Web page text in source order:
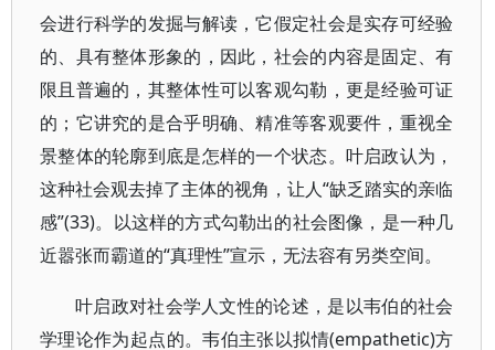
会进行科学的发掘与解读，它假定社会是实存可经验
的、具有整体形象的，因此，社会的内容是固定、有
限且普遍的，其整体性可以客观勾勒，更是经验可证
的；它讲究的是合乎明确、精准等客观要件，重视全
景整体的轮廓到底是怎样的一个状态。叶启政认为，
这种社会观去掉了主体的视角，让人“缺乏踏实的亲临
感”(33)。以这样的方式勾勒出的社会图像，是一种几
近嚣张而霸道的“真理性”宣示，无法容有另类空间。
叶启政对社会学人文性的论述，是以韦伯的社会
学理论作为起点的。韦伯主张以拟情(empathetic)方